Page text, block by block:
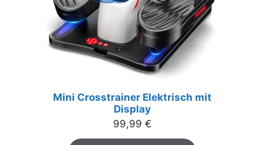
Mini Crosstrainer Elektrisch mit
Display
99,99 €